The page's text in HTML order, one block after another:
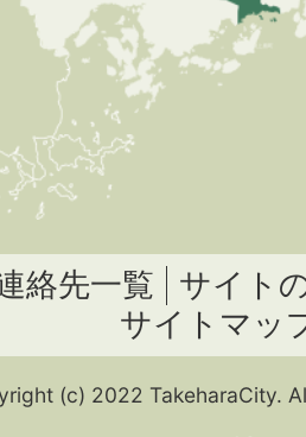
絡先一覧
サイト
サイトマッ
(c) 2022 TakeharaCity.